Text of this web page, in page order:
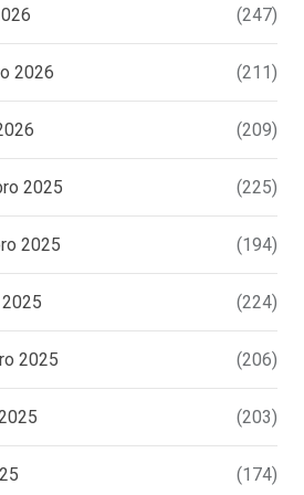
(247)
2026 (211)
(209)
2025 (225)
2025 (194)
(224)
2025 (206)
(203)
(174)